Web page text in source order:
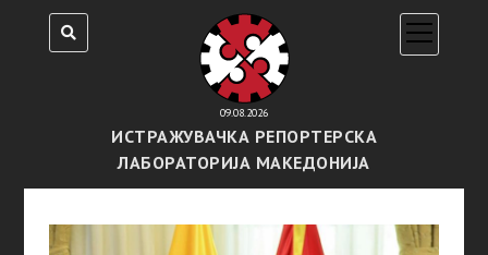
09.08.2026
ИСТРАЖУВАЧКА РЕПОРТЕРСКА
ЛАБОРАТОРИЈА МАКЕДОНИЈА
open
menu